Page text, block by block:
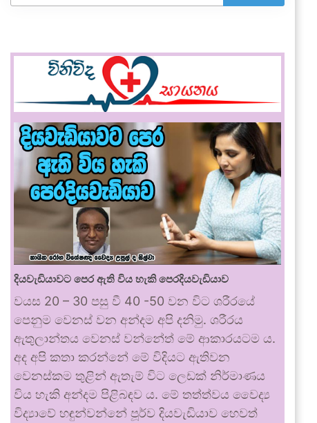
දියවැඩියාවට පෙර ඇති විය හැකි පෙරදියවැඩියාව
වයස 20 – 30 පසු වී 40 -50 වන විට ශරීරයේ
පෙනුම වෙනස් වන අන්දම අපි දනිමු. ශරීරය
ඇතුලාන්තය වෙනස් වන්නේත් මේ ආකාරයටම ය.
අද අපි කතා කරන්නේ මේ විදියට ඇතිවන
වෙනස්කම තුළින් ඇතැම් විට ලෙඩක් නිර්මාණය
විය හැකි අන්දම පිළිබඳව ය. මේ තත්ත්වය වෛද්‍ය
විද්‍යාවේ හඳුන්වන්නේ පූර්ව දියවැඩියාව හෙවත්